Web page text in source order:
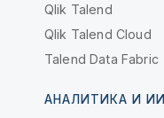
Qlik Talend
Qlik Talend Cloud
Talend Data Fabric
АНАЛИТИКА И ИИ